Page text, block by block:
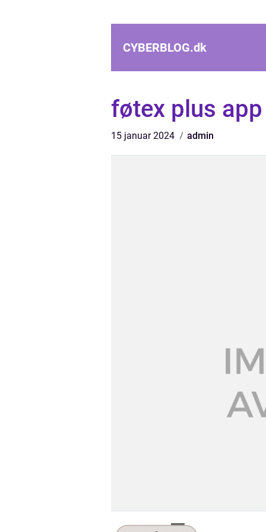
CYBERBLOG.dk
føtex plus app
15 januar 2024 admin